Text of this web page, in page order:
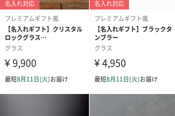
商品オプション情報
紙袋